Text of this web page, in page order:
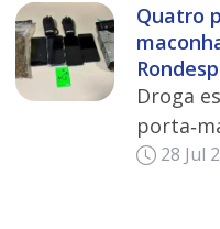
Quatro
Droga
28 Jul